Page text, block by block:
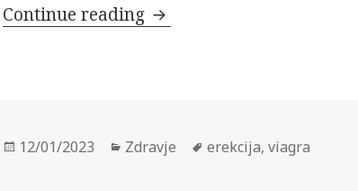
Continue reading Cena viagre
Posted
12/01/2023 Categories
Zdravje Tags
erekcija,viagra